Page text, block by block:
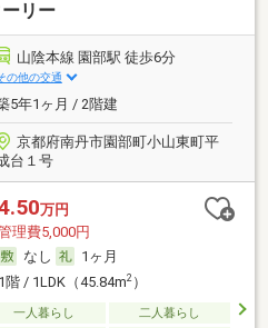
リー
山陰本線 園部駅 徒歩6分
の他の交通
5年1ヶ月 / 2階建
京都府南丹市園部町小山東町平
台１号
万円
理費5,000円
なし
1ヶ月
1階 / 1LDK（45.84m2）
一人暮らし
二人暮らし